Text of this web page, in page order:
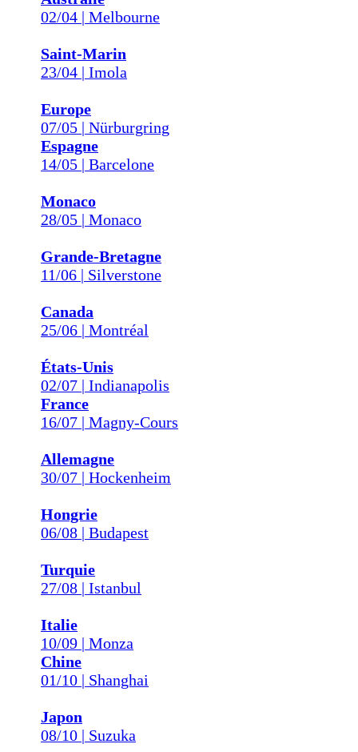
02/04 | Melbourne
Saint-Marin
23/04 | Imola
Europe
07/05 | Nürburgring
Espagne
14/05 | Barcelone
Monaco
28/05 | Monaco
Grande-Bretagne
11/06 | Silverstone
Canada
25/06 | Montréal
États-Unis
02/07 | Indianapolis
France
16/07 | Magny-Cours
Allemagne
30/07 | Hockenheim
Hongrie
06/08 | Budapest
Turquie
27/08 | Istanbul
Italie
10/09 | Monza
Chine
01/10 | Shanghai
Japon
08/10 | Suzuka